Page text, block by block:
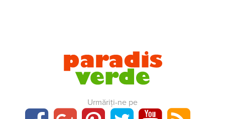
Urmăriți-ne pe